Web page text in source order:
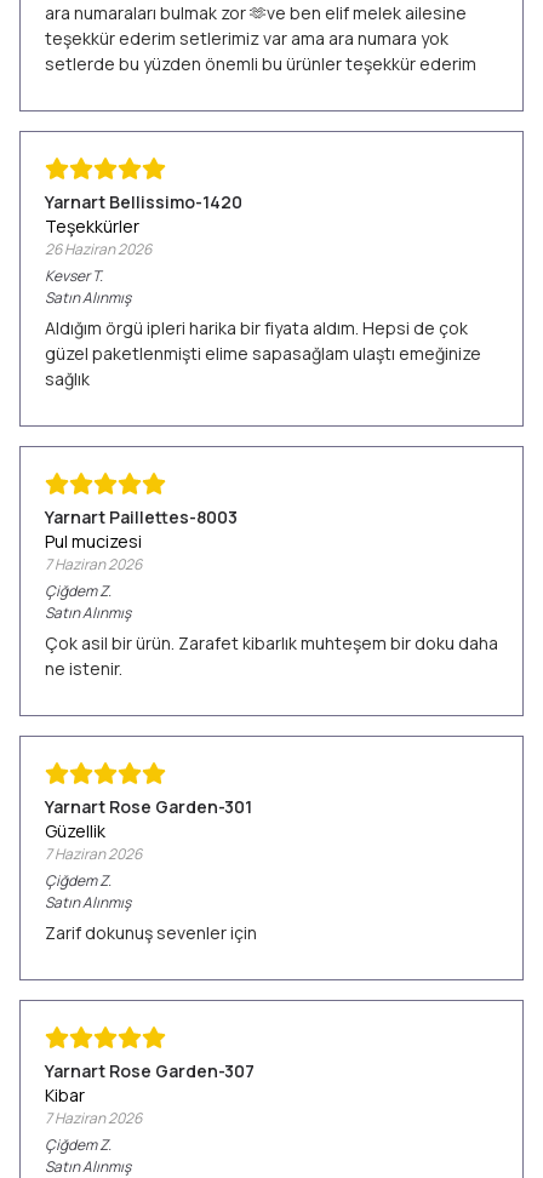
ara numaraları bulmak zor 🫶ve ben elif melek ailesine
teşekkür ederim setlerimiz var ama ara numara yok
setlerde bu yüzden önemli bu ürünler teşekkür ederim
Yarnart Bellissimo-1420
Teşekkürler
26 Haziran 2026
Kevser T.
Satın Alınmış
Aldığım örgü ipleri harika bir fiyata aldım. Hepsi de çok
güzel paketlenmişti elime sapasağlam ulaştı emeğinize
sağlık
Yarnart Paillettes-8003
Pul mucizesi
7 Haziran 2026
ÇiğdemZ.
Satın Alınmış
Çok asil bir ürün. Zarafet kibarlık muhteşem bir doku daha
ne istenir.
Yarnart Rose Garden-301
Güzellik
7 Haziran 2026
ÇiğdemZ.
Satın Alınmış
Zarif dokunuş sevenler için
Yarnart Rose Garden-307
Kibar
7 Haziran 2026
ÇiğdemZ.
Satın Alınmış